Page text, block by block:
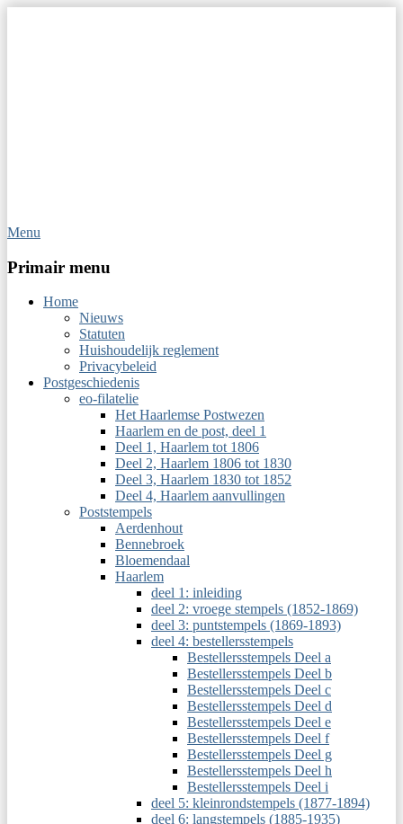
Menu
Primair menu
Home
Nieuws
Statuten
Huishoudelijk reglement
Privacybeleid
Postgeschiedenis
eo-filatelie
Het Haarlemse Postwezen
Haarlem en de post, deel 1
Deel 1, Haarlem tot 1806
Deel 2, Haarlem 1806 tot 1830
Deel 3, Haarlem 1830 tot 1852
Deel 4, Haarlem aanvullingen
Poststempels
Aerdenhout
Bennebroek
Bloemendaal
Haarlem
deel 1: inleiding
deel 2: vroege stempels (1852-1869)
deel 3: puntstempels (1869-1893)
deel 4: bestellersstempels
Bestellersstempels Deel a
Bestellersstempels Deel b
Bestellersstempels Deel c
Bestellersstempels Deel d
Bestellersstempels Deel e
Bestellersstempels Deel f
Bestellersstempels Deel g
Bestellersstempels Deel h
Bestellersstempels Deel i
deel 5: kleinrondstempels (1877-1894)
deel 6: langstempels (1885-1935)